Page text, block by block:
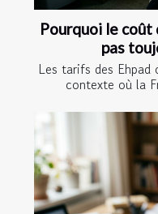
Pourquoi le
pas
Les tarifs des Ehpad
contexte où la